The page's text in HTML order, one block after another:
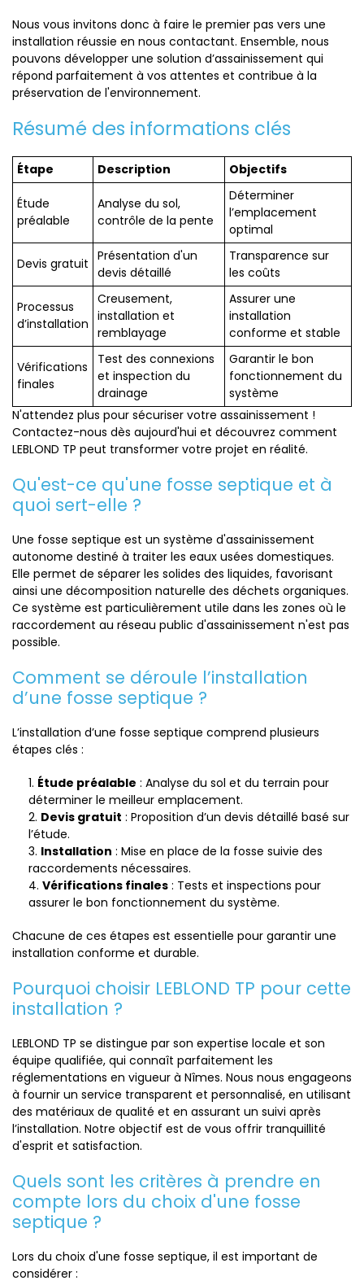
Nous vous invitons donc à faire le premier pas vers une
installation réussie en nous contactant. Ensemble, nous
pouvons développer une solution d’assainissement qui
répond parfaitement à vos attentes et contribue à la
préservation de l'environnement.
Résumé des informations clés
Étape Description Objectifs
Étude
préalable
Analyse du sol,
contrôle de la pente
Déterminer
l’emplacement
optimal
Devis gratuit Présentation d'un
devis détaillé
Transparence sur
les coûts
Processus
d’installation
Creusement,
installation et
remblayage
Assurer une
installation
conforme et stable
Vérifications
finales
Test des connexions
et inspection du
drainage
Garantir le bon
fonctionnement du
système
N'attendez plus pour sécuriser votre assainissement !
Contactez-nous dès aujourd'hui et découvrez comment
LEBLOND TP peut transformer votre projet en réalité.
Qu'est-ce qu'une fosse septique et à
quoi sert-elle ?
Une fosse septique est un système d'assainissement
autonome destiné à traiter les eaux usées domestiques.
Elle permet de séparer les solides des liquides, favorisant
ainsi une décomposition naturelle des déchets organiques.
Ce système est particulièrement utile dans les zones où le
raccordement au réseau public d'assainissement n'est pas
possible.
Comment se déroule l’installation
d’une fosse septique ?
L’installation d’une fosse septique comprend plusieurs
étapes clés :
Étude préalable : Analyse du sol et du terrain pour
déterminer le meilleur emplacement.
Devis gratuit : Proposition d’un devis détaillé basé sur
l’étude.
Installation : Mise en place de la fosse suivie des
raccordements nécessaires.
Vérifications finales : Tests et inspections pour
assurer le bon fonctionnement du système.
Chacune de ces étapes est essentielle pour garantir une
installation conforme et durable.
Pourquoi choisir LEBLOND TP pour cette
installation ?
LEBLOND TP se distingue par son expertise locale et son
équipe qualifiée, qui connaît parfaitement les
réglementations en vigueur à Nîmes. Nous nous engageons
à fournir un service transparent et personnalisé, en utilisant
des matériaux de qualité et en assurant un suivi après
l’installation. Notre objectif est de vous offrir tranquillité
d'esprit et satisfaction.
Quels sont les critères à prendre en
compte lors du choix d'une fosse
septique ?
Lors du choix d'une fosse septique, il est important de
considérer :